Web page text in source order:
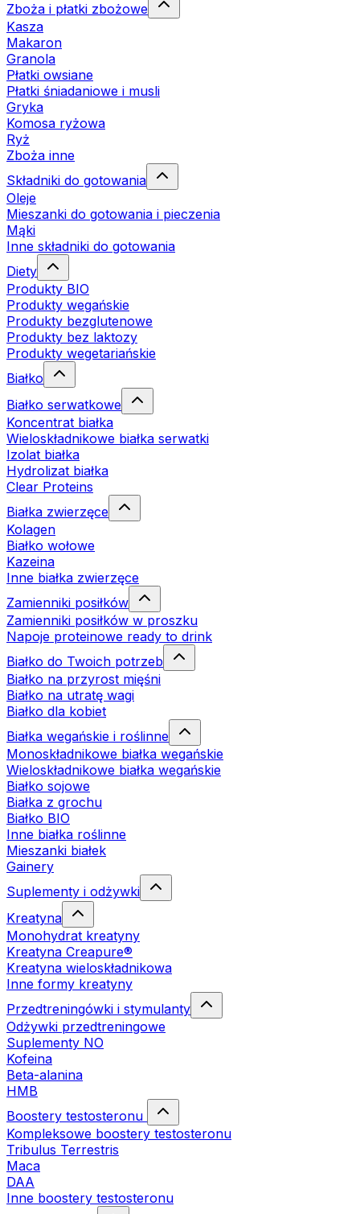
Zboża i płatki zbożowe
Kasza
Makaron
Granola
Płatki owsiane
Płatki śniadaniowe i musli
Gryka
Komosa ryżowa
Ryż
Zboża inne
Składniki do gotowania
Oleje
Mieszanki do gotowania i pieczenia
Mąki
Inne składniki do gotowania
Diety
Produkty BIO
Produkty wegańskie
Produkty bezglutenowe
Produkty bez laktozy
Produkty wegetariańskie
Białko
Białko serwatkowe
Koncentrat białka
Wieloskładnikowe białka serwatki
Izolat białka
Hydrolizat białka
Clear Proteins
Białka zwierzęce
Kolagen
Białko wołowe
Kazeina
Inne białka zwierzęce
Zamienniki posiłków
Zamienniki posiłków w proszku
Napoje proteinowe ready to drink
Białko do Twoich potrzeb
Białko na przyrost mięśni
Białko na utratę wagi
Białko dla kobiet
Białka wegańskie i roślinne
Monoskładnikowe białka wegańskie
Wieloskładnikowe białka wegańskie
Białko sojowe
Białka z grochu
Białko BIO
Inne białka roślinne
Mieszanki białek
Gainery
Suplementy i odżywki
Kreatyna
Monohydrat kreatyny
Kreatyna Creapure®
Kreatyna wieloskładnikowa
Inne formy kreatyny
Przedtreningówki i stymulanty
Odżywki przedtreningowe
Suplementy NO
Kofeina
Beta-alanina
HMB
Boostery testosteronu
Kompleksowe boostery testosteronu
Tribulus Terrestris
Maca
DAA
Inne boostery testosteronu